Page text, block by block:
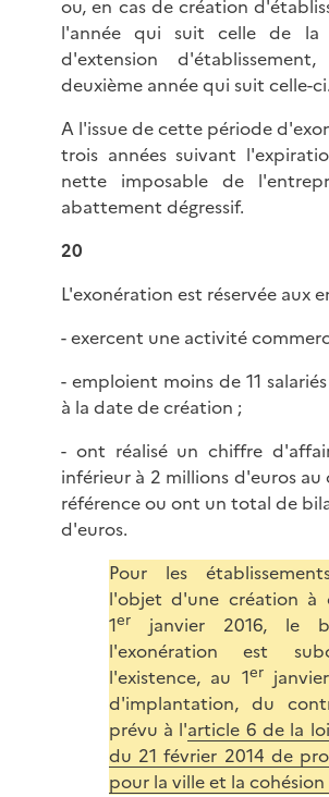
ou, en cas de création
l'année qui suit celle de la
d'extension
deuxième année qui suit celle-ci.
A l'issue de cette période
trois années suivant
nette imposable de
abattement dégressif.
20
L'exonération est réservée aux
- exercent une activité
- emploient moins de 11
à la date de création ;
- ont réalisé un chiffre
inférieur à 2 millions d'euros
référence ou ont un total de
d'euros.
Pour les
l'objet d'une création à
1erjanvier 2016, le
l'exonération est
l'existence, au 1er
d'implantation, du
prévu à l'article 6 de la loi
du 21 février 2014 de
pour la ville et la